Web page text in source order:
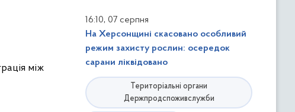
між
16:10, 07 серпня
На Херсонщині скасовано особливий
режим захисту рослин: осередок
сарани ліквідовано
Територіальні органи
Держпродспоживслужби